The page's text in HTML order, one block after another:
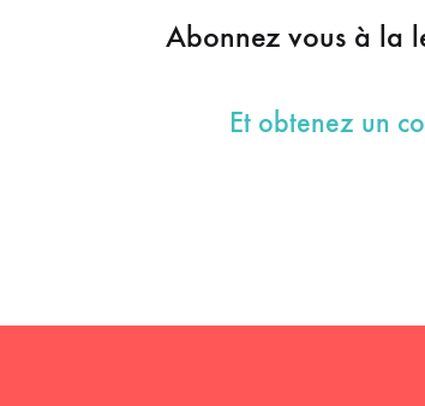
Abonnez vous à la
Et obtenez un